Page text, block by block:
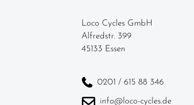
Loco Cycles GmbH
Alfredstr. 399
45133 Essen
0201 / 615 88 346
info@loco-cycles.de